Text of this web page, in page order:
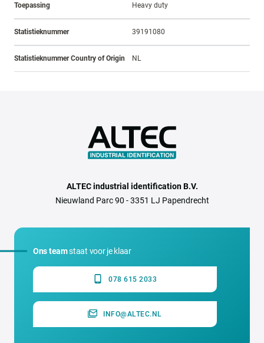
Toepassing Heavy duty
Statistieknummer 39191080
Statistieknummer Country of Origin NL
ALTEC industrial identification B.V.
Nieuwland Parc 90 - 3351 LJ Papendrecht
Ons teamstaat voor je klaar
078 615 2033
INFO@ALTEC.NL